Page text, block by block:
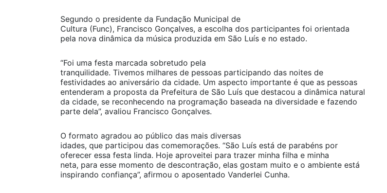
Segundo o presidente da Fundação Municipal de
Cultura (Func), Francisco Gonçalves, a escolha dos participantes foi orientada
pela nova dinâmica da música produzida em São Luís e no estado.
“Foi uma festa marcada sobretudo pela
tranquilidade. Tivemos milhares de pessoas participando das noites de
festividades ao aniversário da cidade. Um aspecto importante é que as pessoas
entenderam a proposta da Prefeitura de São Luís que destacou a dinâmica natural
da cidade, se reconhecendo na programação baseada na diversidade e fazendo
parte dela”, avaliou Francisco Gonçalves.
O formato agradou ao público das mais diversas
idades, que participou das comemorações. “São Luís está de parabéns por
oferecer essa festa linda. Hoje aproveitei para trazer minha filha e minha
neta, para esse momento de descontração, elas gostam muito e o ambiente está
inspirando confiança”, afirmou o aposentado Vanderlei Cunha.